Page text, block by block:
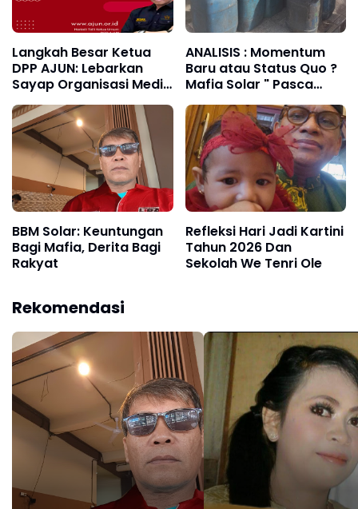
Langkah Besar Ketua
DPP AJUN: Lebarkan
Sayap Organisasi Media
Hingga ke Penjuru
Nusantara
ANALISIS : Momentum
Baru atau Status Quo ?
Mafia Solar " Pasca
Rotasi Dirreskrimsus
Polda Sulsel! (Bag. 102)
BBM Solar: Keuntungan
Bagi Mafia, Derita Bagi
Rakyat
Refleksi Hari Jadi Kartini
Tahun 2026 Dan
Sekolah We Tenri Ole
Rekomendasi